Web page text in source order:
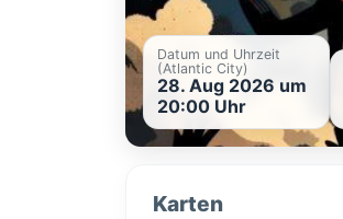
Datum und Uhrzeit
(Atlantic City)
28. Aug 2026 um
20:00 Uhr
Karten